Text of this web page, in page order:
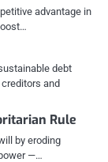
advantage in
debt
and
Rule
by eroding
—…